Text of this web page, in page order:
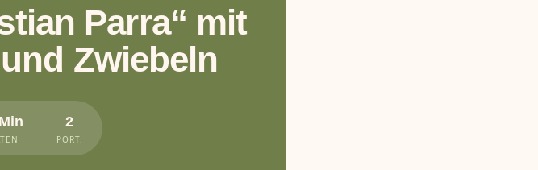
Parra“ mit
Zwiebeln
2
PORT.